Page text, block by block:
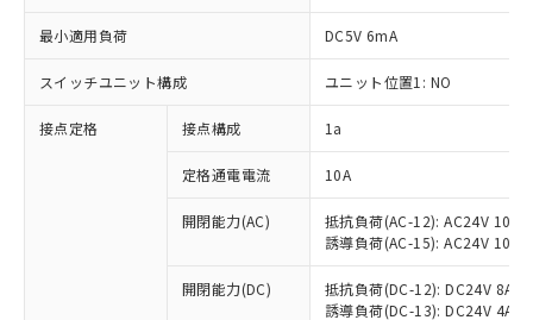
最小適用負荷 DC5V 6mA
スイッチユニット構成 ユニット位置1: NO
接点定格 接点構成 1a
定格通電電流 10A
開閉能力(AC)
抵抗負荷(AC-12): AC24V 10A/
誘導負荷(AC-15): AC24V
開閉能力(DC)
抵抗負荷(DC-12): DC24V 8A/
誘導負荷(DC-13): DC24V 4A/
ご利用条件
対応済み：EU RoHS指令（10物質）の
非含有に対応した製品が提供可能な商品で
対応予定：EU RoHS指令（10物質）の非含
有に対応した製品に切り替える予定のある